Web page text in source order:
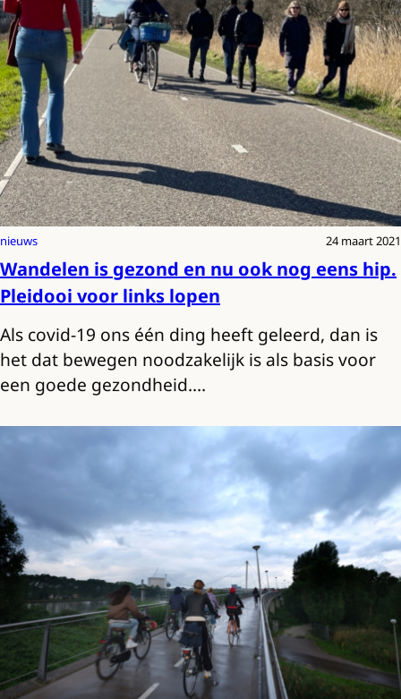
nieuws 24 maart 2021
Wandelen is gezond en nu ook nog eens hip.
Pleidooi voor links lopen
Als covid-19 ons één ding heeft geleerd, dan is
het dat bewegen noodzakelijk is als basis voor
een goede gezondheid.…